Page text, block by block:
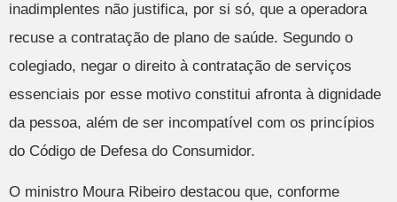
inadimplentes não justifica, por si só, que a operadora
recuse a contratação de plano de saúde. Segundo o
colegiado, negar o direito à contratação de serviços
essenciais por esse motivo constitui afronta à dignidade
da pessoa, além de ser incompatível com os princípios
do Código de Defesa do Consumidor.
O ministro Moura Ribeiro destacou que, conforme